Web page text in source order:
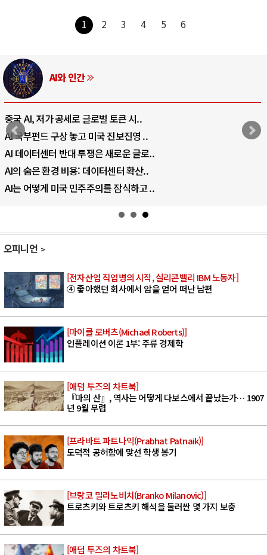
1 2 3 4 5 6
AI와 인간
중국 AI, 저가 공세로 글로벌 토큰 시..
AI 국부펀드 구상 놓고 미국 진보진영 ..
AI 데이터센터 반대 투쟁은 새로운 글로..
AI의 숨은 환경 비용: 데이터센터 확산..
AI는 어떻게 미국 민주주의를 잠식하고 ..
오피니언
[전자산업 직업병의 시작, 실리콘밸리 IBM 노동자]
④ 좋아했던 회사에서 암을 얻어 떠난 남편
[마이클 로버츠(Michael Roberts)]
인플레이션 이론 1부: 주류 경제학
[애덤 투즈의 차트북]
『마의 산』, 역사는 어떻게 다보스에서 끝났는가… 1907
년 9월 무렵
[프라바트 파트나익(Prabhat Patnaik)]
도덕적 공허함에 맞선 학생 봉기
[브랑코 밀라노비치(Branko Milanovic)]
트로츠키와 트로츠키 해석을 둘러싼 몇 가지 보충
[애덤 투즈의 차트북]